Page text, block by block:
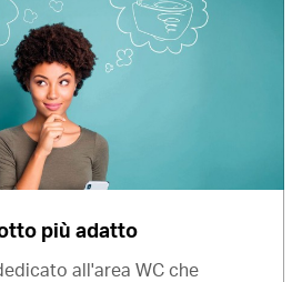
più adatto
all'area WC che